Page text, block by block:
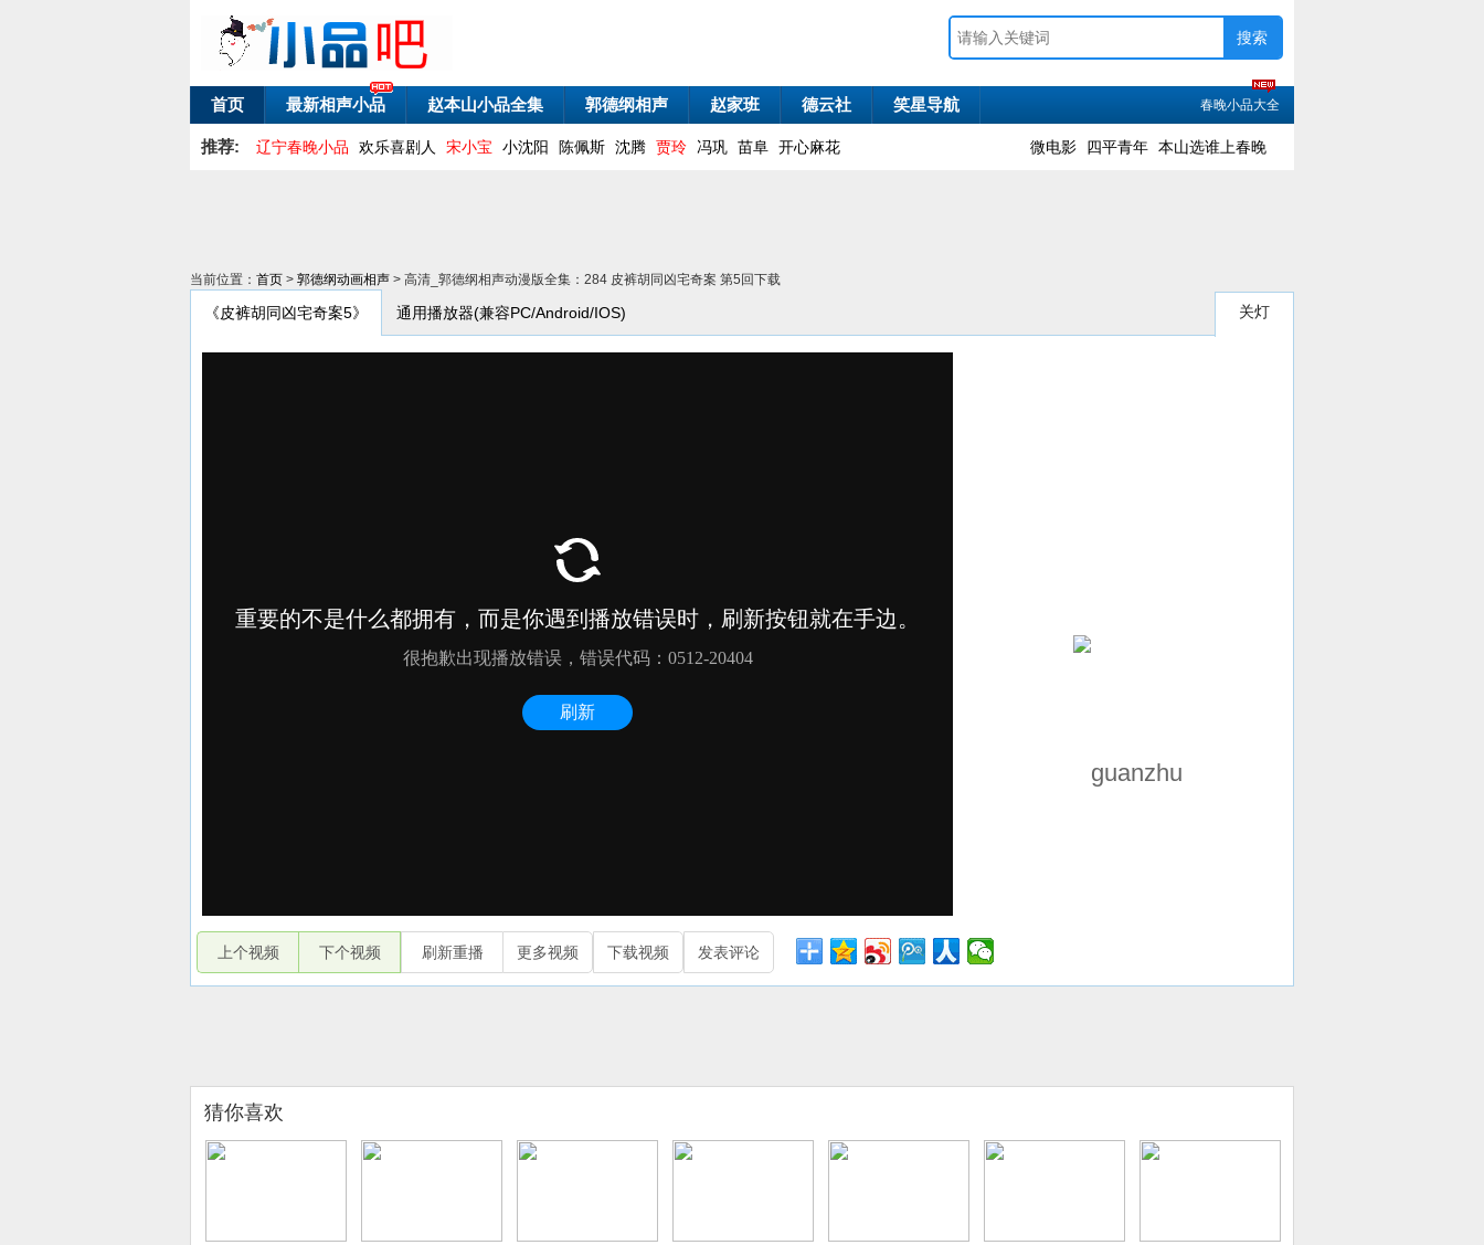
首页 最新相声小品 赵本山小品全集 郭德纲相声 赵家班 德云社 笑星导航 春晚小品大全
推荐: 辽宁春晚小品 欢乐喜剧人 宋小宝 小沈阳 陈佩斯 沈腾 贾玲 冯巩 苗阜 开心麻花 微电影 四平青年 本山选谁上春晚
当前位置： 首页 > 郭德纲动画相声 > 高清_郭德纲相声动漫版全集：284 皮裤胡同凶宅奇案 第5回下载
《皮裤胡同凶宅奇案5》 通用播放器(兼容PC/Android/IOS) 关灯
上个视频 下个视频 刷新重播 更多视频 下载视频 发表评论
猜你喜欢